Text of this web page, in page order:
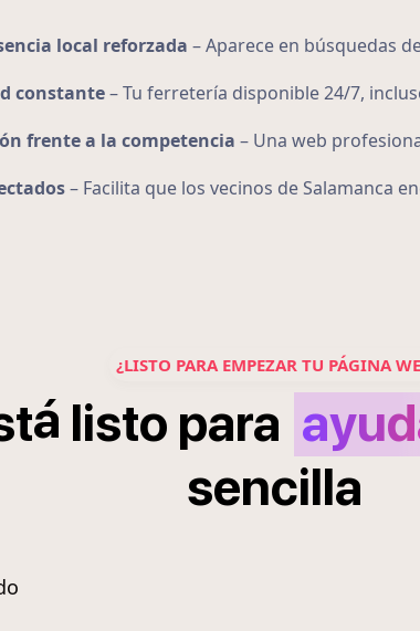
local reforzada – Aparece en búsquedas
constante– Tu ferretería disponible 24/7,
frente a la competencia – Una web
– Facilita que los vecinos de Salamanca
¿LISTO PARA EMPEZAR TU PÁGINA
á listo para
sencilla